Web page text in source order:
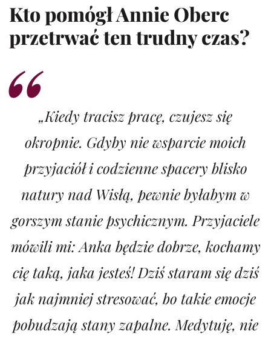
Kto pomógł Annie Oberc
przetrwać ten trudny czas?
„Kiedy tracisz pracę, czujesz się
okropnie. Gdyby nie wsparcie moich
przyjaciół i codzienne spacery blisko
natury nad Wisłą, pewnie byłabym w
gorszym stanie psychicznym. Przyjaciele
mówili mi: Anka będzie dobrze, kochamy
cię taką, jaka jesteś! Dziś staram się dziś
jak najmniej stresować, bo takie emocje
pobudzają stany zapalne. Medytuję, nie